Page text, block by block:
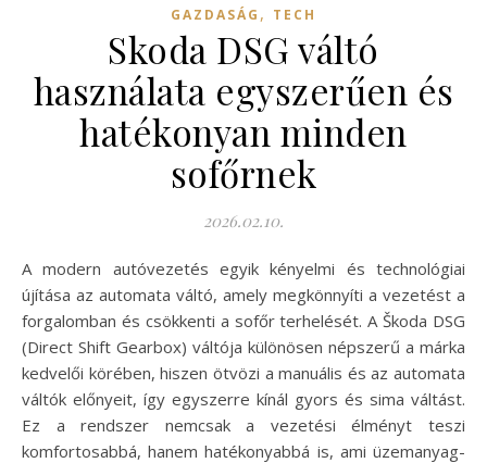
GAZDASÁG , TECH
Skoda DSG váltó
használata egyszerűen és
hatékonyan minden
sofőrnek
2026.02.10.
A modern autóvezetés egyik kényelmi és technológiai
újítása az automata váltó, amely megkönnyíti a vezetést a
forgalomban és csökkenti a sofőr terhelését. A Škoda DSG
(Direct Shift Gearbox) váltója különösen népszerű a márka
kedvelői körében, hiszen ötvözi a manuális és az automata
váltók előnyeit, így egyszerre kínál gyors és sima váltást.
Ez a rendszer nemcsak a vezetési élményt teszi
komfortosabbá, hanem hatékonyabbá is, ami üzemanyag-